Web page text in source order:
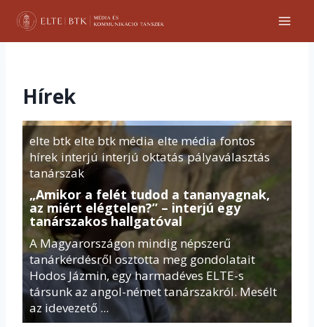
Skip
content
Hírek
elte btk elte btk média elte média fontos
hírek interjú interjú oktatás pályaválasztás
tanárszak
„Amikor a felét tudod a tananyagnak,
az miért elégtelen?” – interjú egy
tanárszakos hallgatóval
A Magyarországon mindig népszerű
tanárkérdésről osztotta meg gondolatait
Hodos Jázmin, egy harmadéves ELTE-s
társunk az angol-német tanárszakról. Mesélt
az idevezető ...